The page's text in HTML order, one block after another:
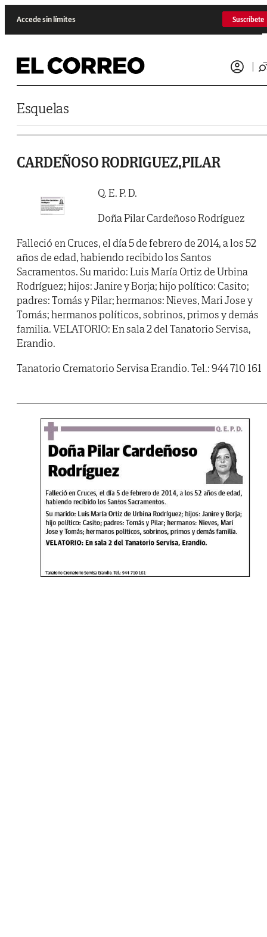
Accede sin límites Suscríbete
Esquelas
CARDEÑOSO RODRIGUEZ,PILAR
Q. E. P. D.
Doña Pilar Cardeñoso Rodríguez
Falleció en Cruces, el día 5 de febrero de 2014, a los 52
años de edad, habiendo recibido los Santos
Sacramentos. Su marido: Luis María Ortiz de Urbina
Rodríguez; hijos: Janire y Borja; hijo político: Casito;
padres: Tomás y Pilar; hermanos: Nieves, Mari Jose y
Tomás; hermanos políticos, sobrinos, primos y demás
familia. VELATORIO: En sala 2 del Tanatorio Servisa,
Erandio.
Tanatorio Crematorio Servisa Erandio. Tel.: 944 710 161